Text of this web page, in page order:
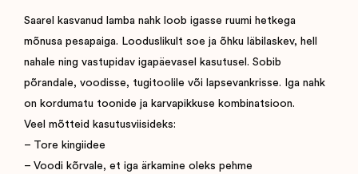
Saarel kasvanud lamba nahk loob igasse ruumi hetkega
mõnusa pesapaiga. Looduslikult soe ja õhku läbilaskev, hell
nahale ning vastupidav igapäevasel kasutusel. Sobib
põrandale, voodisse, tugitoolile või lapsevankrisse. Iga nahk
on kordumatu toonide ja karvapikkuse kombinatsioon.
Veel mõtteid kasutusviisideks:
– Tore kingiidee
– Voodi kõrvale, et iga ärkamine oleks pehme